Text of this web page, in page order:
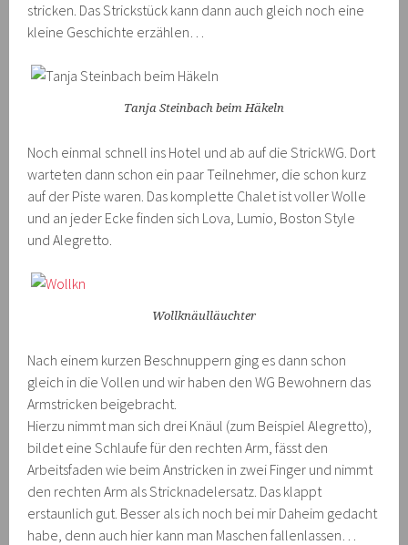
stricken. Das Strickstück kann dann auch gleich noch eine
kleine Geschichte erzählen…
Tanja Steinbach beim Häkeln
Noch einmal schnell ins Hotel und ab auf die StrickWG. Dort
warteten dann schon ein paar Teilnehmer, die schon kurz
auf der Piste waren. Das komplette Chalet ist voller Wolle
und an jeder Ecke finden sich Lova, Lumio, Boston Style
und Alegretto.
Wollknäulläuchter
Nach einem kurzen Beschnuppern ging es dann schon
gleich in die Vollen und wir haben den WG Bewohnern das
Armstricken beigebracht.
Hierzu nimmt man sich drei Knäul (zum Beispiel Alegretto),
bildet eine Schlaufe für den rechten Arm, fässt den
Arbeitsfaden wie beim Anstricken in zwei Finger und nimmt
den rechten Arm als Stricknadelersatz. Das klappt
erstaunlich gut. Besser als ich noch bei mir Daheim gedacht
habe, denn auch hier kann man Maschen fallenlassen…